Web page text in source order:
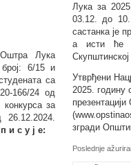
Лука
6/15и
са
166/24 од
за
26.12.2024.
и с у ј е:
Лука за 2025
03.12. до
састанка је
а исти ће
Утврђени
2025. годину
згради
Poslednje